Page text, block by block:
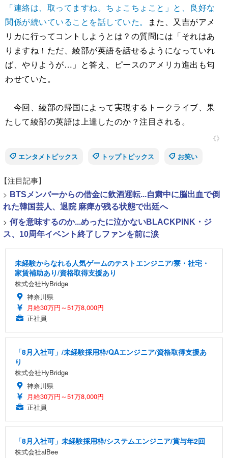
「連絡は、取ってますね。ちょこちょこと」と、良好な
関係が続いていることを話していた。
また、又吉がアメ
リカに行ってコントしようとは？の質問には「それはあ
りますね！ただ、綾部が英語を話せるようになっていれ
ば、やりようが…」と答え、ピースのアメリカ進出も匂
わせていた。
今回、綾部の帰国によって実現するトークライブ、果
たして綾部の英語は上達したのか？注目される。
《》
エンタメトピックス
トップトピックス お笑い
【注目記事】
> BTSメンバーからの借金に飲酒運転...自粛中に脳出血で倒
れた韓国芸人、退院 麻痺が残る状態で出廷へ
> 何を意味するのか...めったに泣かないBLACKPINK・ジ
ス、10周年イベント終了しファンを前に涙
未経験からなれる人気ゲームのテストエンジニア/寮・社宅・
家賃補助あり/資格取得支援あり
株式会社HyBridge
神奈川県
月給30万円～51万8,000円
正社員
「8月入社可」/未経験採用枠/QAエンジニア/資格取得支援あ
り
株式会社HyBridge
神奈川県
月給30万円～51万8,000円
正社員
「8月入社可」未経験採用枠/システムエンジニア/賞与年2回
株式会社alBee